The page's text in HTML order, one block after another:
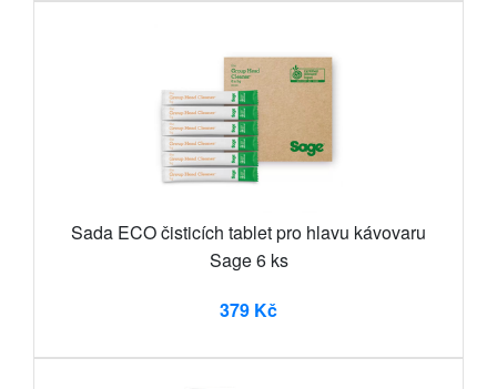
Sada ECO čisticích tablet pro hlavu kávovaru
Sage 6 ks
379 Kč